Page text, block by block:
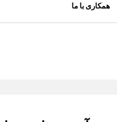
همکاری با ما